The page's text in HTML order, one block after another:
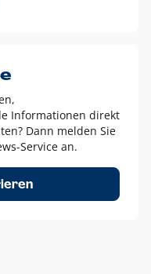
in Ausnahmefällen
Weiß-Umsetzungen
von jeweils einer
Richtungen
Informationen direkt
Dann melden Sie
Service an.